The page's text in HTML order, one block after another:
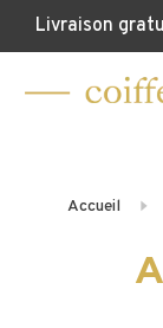
Livraison
Accueil